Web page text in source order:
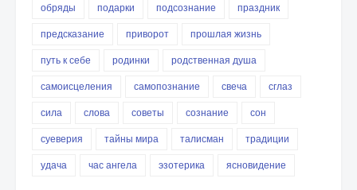
обряды
подарки подсознание
праздник
предсказание
приворот
прошлая жизнь
путь к себе
родинки
родственная душа
самоисцеления
самопознание свеча
сглаз
сила
слова советы сознание
сон
суеверия
тайны мира талисман
традиции
удача
час ангела эзотерика ясновидение